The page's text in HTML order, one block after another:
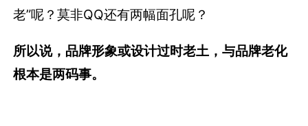
老”呢？莫非QQ还有两幅面孔呢？
所以说，品牌形象或设计过时老土，与品牌老化
根本是两码事。